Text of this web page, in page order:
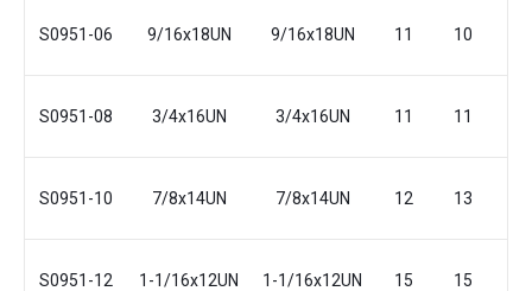
S0951-06 9/16x18UN 9/16x18UN 11 10
S0951-08 3/4x16UN 3/4x16UN 11 11
S0951-10 7/8x14UN 7/8x14UN 12 13
S0951-12 1-1/16x12UN 1-1/16x12UN 15 15